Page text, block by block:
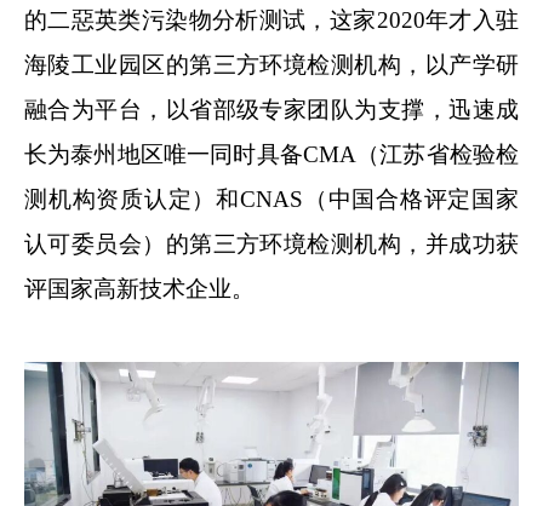
的二惡英类污染物分析测试，这家2020年才入驻
海陵工业园区的第三方环境检测机构，以产学研
融合为平台，以省部级专家团队为支撑，迅速成
长为泰州地区唯一同时具备CMA（江苏省检验检
测机构资质认定）和CNAS（中国合格评定国家
认可委员会）的第三方环境检测机构，并成功获
评国家高新技术企业。